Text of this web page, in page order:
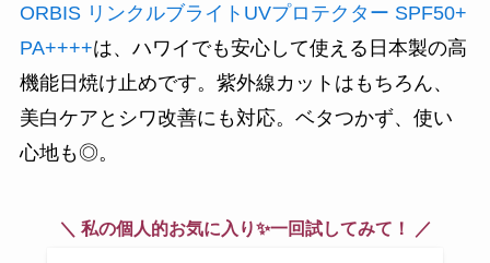
ORBIS リンクルブライトUVプロテクター SPF50+
PA++++は、ハワイでも安心して使える日本製の高
機能日焼け止めです。紫外線カットはもちろん、
美白ケアとシワ改善にも対応。ベタつかず、使い
心地も◎。
＼ 私の個人的お気に入り✨一回試してみて！ ／